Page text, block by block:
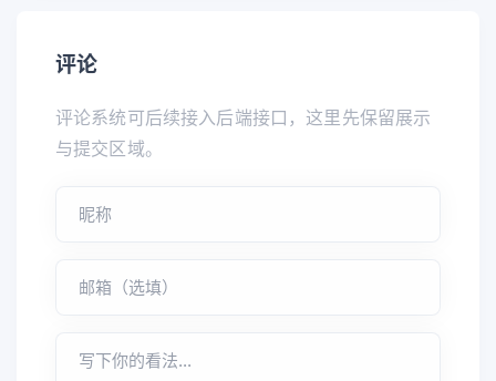
评论
评论系统可后续接入后端接口，这里先保留展示
与提交区域。